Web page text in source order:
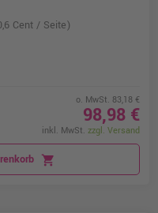
Cent / Seite)
o. MwSt. 83,18 €
98,98 €
inkl. MwSt. zzgl. Versand
shopping_cart